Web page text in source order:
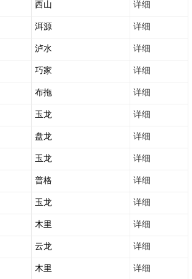
西山 详细
洱源 详细
泸水 详细
巧家 详细
布拖 详细
玉龙 详细
盘龙 详细
玉龙 详细
普格 详细
玉龙 详细
木里 详细
云龙 详细
木里 详细